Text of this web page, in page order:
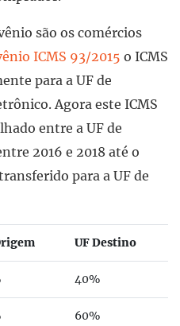
são os comércios
ICMS 93/2015 o ICMS
para a UF de
Agora este ICMS
entre a UF de
2016 e 2018 até o
para a UF de
UF Destino
40%
60%